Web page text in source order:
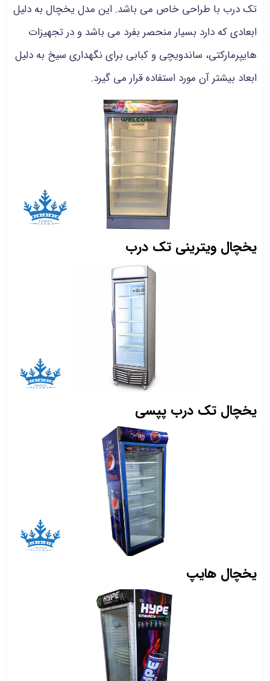
تک درب با طراحی خاص می باشد. این مدل یخچال به دلیل
ابعادی که دارد بسیار منحصر بفرد می باشد و در تجهیزات
هایپرمارکتی، ساندویچی و کبابی برای نگهداری سیخ به دلیل
ابعاد بیشتر آن مورد استفاده‌ قرار می گیرد.
یخچال ویترینی تک درب
یخچال تک درب پپسی
یخچال هایپ